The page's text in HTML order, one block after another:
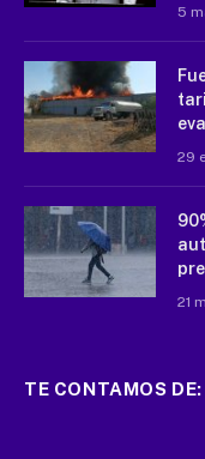
5
29
21
TE CONTAMOS DE: